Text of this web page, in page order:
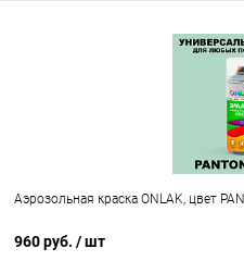
Аэрозольная краска ONLAK, цвет
960 руб. / шт